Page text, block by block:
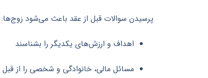
پرسیدن سوالات قبل از عقد باعث می‌شود زوج‌ها:
اهداف و ارزش‌های یکدیگر را بشناسند
مسائل مالی، خانوادگی و شخصی را از قبل